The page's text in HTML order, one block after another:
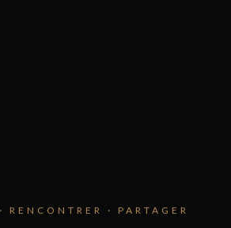
RENCONTRER · PARTAGER